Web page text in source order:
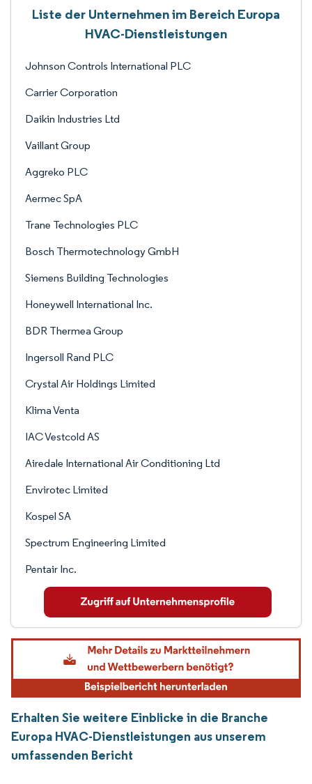
Liste der Unternehmen im Bereich Europa
HVAC-Dienstleistungen
Johnson Controls International PLC
Carrier Corporation
Daikin Industries Ltd
Vaillant Group
Aggreko PLC
Aermec SpA
Trane Technologies PLC
Bosch Thermotechnology GmbH
Siemens Building Technologies
Honeywell International Inc.
BDR Thermea Group
Ingersoll Rand PLC
Crystal Air Holdings Limited
Klima Venta
IAC Vestcold AS
Airedale International Air Conditioning Ltd
Envirotec Limited
Kospel SA
Spectrum Engineering Limited
Pentair Inc.
Erhalten Sie weitere Einblicke in die Branche
Europa HVAC-Dienstleistungen aus unserem
umfassenden Bericht